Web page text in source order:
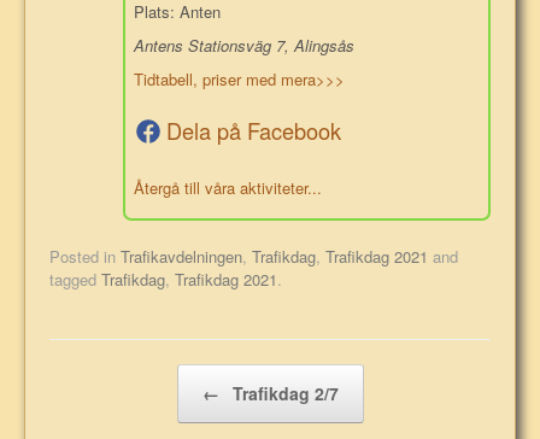
Plats: Anten
Antens Stationsväg 7, Alingsås
Tidtabell, priser med mera>>>
Dela på Facebook
Återgå till våra aktiviteter...
Posted in Trafikavdelningen, Trafikdag, Trafikdag 2021 and
tagged Trafikdag, Trafikdag 2021.
← Trafikdag 2/7